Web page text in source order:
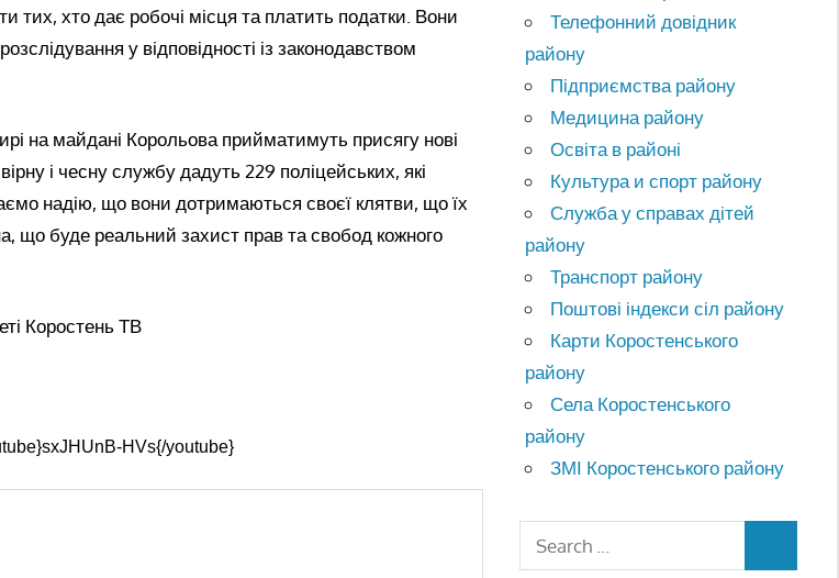
тих, хто дає робочі місця та платить податки. Вони
у відповідності із законодавством
на майдані Корольова прийматимуть присягу нові
і чесну службу дадуть 229 поліцейських, які
надію, що вони дотримаються своєї клятви, що їх
що буде реальний захист прав та свобод кожного
Коростень ТВ
HVs{/youtube}
Телефонний довідник
району
Підприємства району
Медицина району
Освіта в районі
Культура и спорт району
Служба у справах дітей
району
Транспорт району
Поштові індекси сіл району
Карти Коростенського
району
Села Коростенського
району
ЗМІ Коростенського району